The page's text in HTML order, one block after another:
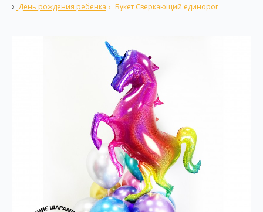
День рождения ребенка
Букет Сверкающий единорог